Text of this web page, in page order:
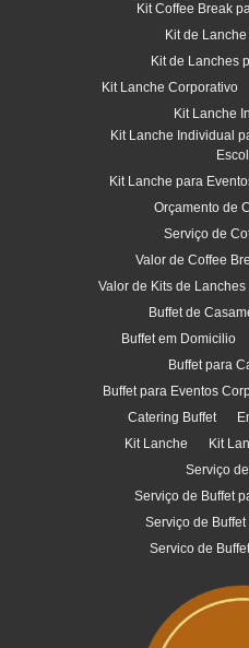
Kit Coffee Break
Kit de
Kit de Lanches
Kit Lanche Corporativo
Kit Lanche
Kit Lanche Individual
Kit Lanche para
Orçamento de
Serviço de
Valor de Coffee
Valor de Kits de Lanches
Buffet de
Buffet em Domicilio
Buffet para
Buffet para Eventos
Catering Buffet
Kit Lanche
Kit
Serviço
Serviço de Buffet
Serviço de
Servico de